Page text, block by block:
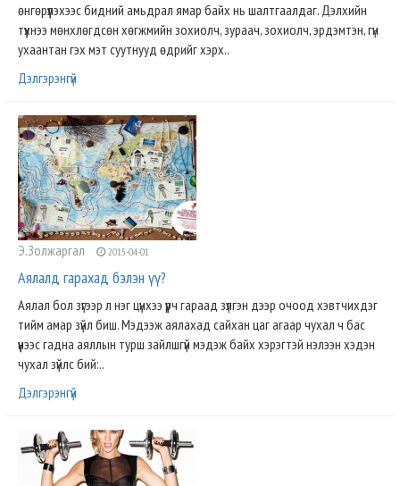
өнгөрүүлэхээс бидний амьдрал ямар байх нь шалтгаалдаг. Дэлхийн
түүхнээ мөнхлөгдсөн хөгжмийн зохиолч, зураач, зохиолч, эрдэмтэн, гүн
ухаантан гэх мэт суутнууд өдрийг хэрх..
Дэлгэрэнгүй
Э.Золжаргал 2015-04-01
Аялалд гарахад бэлэн үү?
Аялал бол зүгээр л нэг цүнхээ үүрч гараад зүлгэн дээр очоод хэвтчихдэг
тийм амар зүйл биш. Мэдээж аялахад сайхан цаг агаар чухал ч бас
үүнээс гадна аяллын турш зайлшгүй мэдэж байх хэрэгтэй нэлээн хэдэн
чухал зүйлс бий:..
Дэлгэрэнгүй